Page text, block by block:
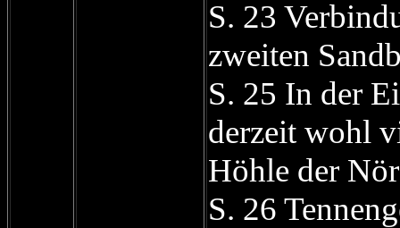
S. 23
zweiten
S. 25 In der
derzeit wohl
Höhle der
S. 26